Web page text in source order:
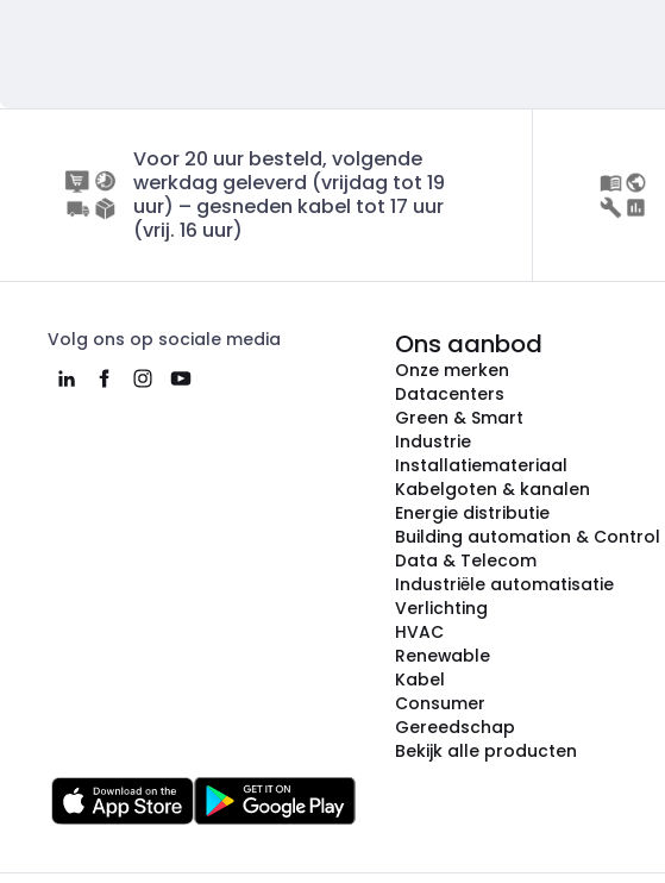
Voor 20 uur besteld, volgende
werkdag geleverd (vrijdag tot 19
uur) – gesneden kabel tot 17 uur
(vrij. 16 uur)
Volg ons op sociale media Ons aanbod
Onze merken
Datacenters
Green & Smart
Industrie
Installatiemateriaal
Kabelgoten & kanalen
Energie distributie
Building automation & Control
Data & Telecom
Industriële automatisatie
Verlichting
HVAC
Renewable
Kabel
Consumer
Gereedschap
Bekijk alle producten